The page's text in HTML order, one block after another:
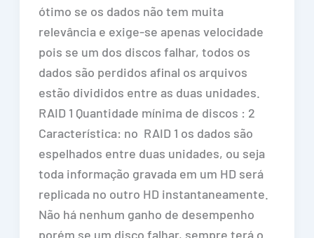
ótimo se os dados não tem muita
relevância e exige-se apenas velocidade
pois se um dos discos falhar, todos os
dados são perdidos afinal os arquivos
estão divididos entre as duas unidades.
RAID 1 Quantidade mínima de discos : 2
Característica: no RAID 1 os dados são
espelhados entre duas unidades, ou seja
toda informação gravada em um HD será
replicada no outro HD instantaneamente.
Não há nenhum ganho de desempenho
porém se um disco falhar, sempre terá o